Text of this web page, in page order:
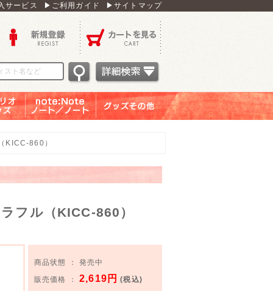
サービス ▶ご利用ガイド ▶サイトマップ
KICC-860）
フル（KICC-860）
商品状態 ： 発売中
販売価格 ：2,619円 (税込)